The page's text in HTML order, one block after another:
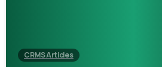
CRMS Articles